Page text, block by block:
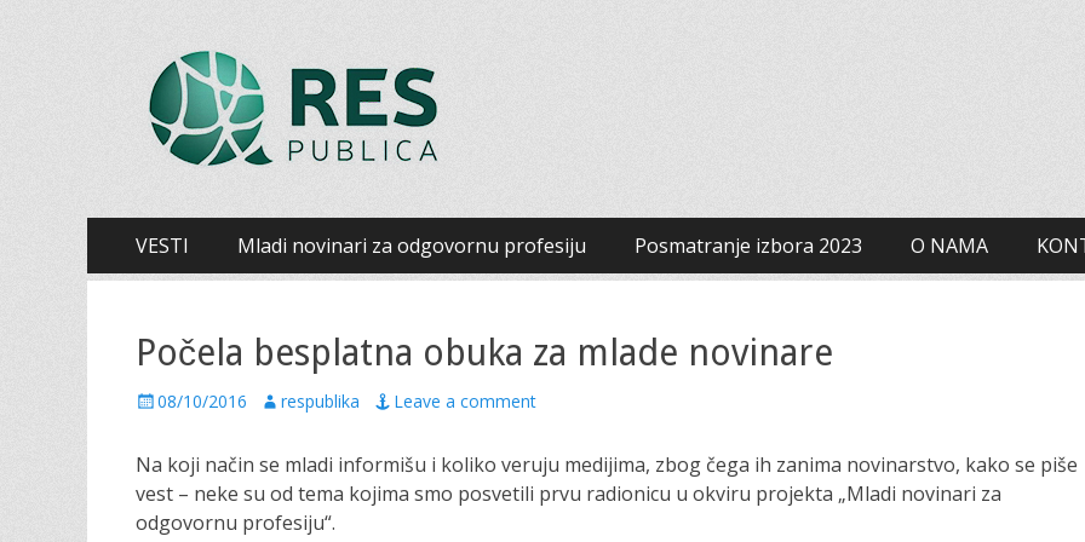
Šumadijski centar za građanski aktivizam
Šumadijski centar za građanski aktivizam
Primary
Menu
SkipVESTI Mladi novinari za odgovornu profesiju Posmatranje izbora 2023 O NAMA
Počela besplatna obuka za mlade novinare
P
s
t
e
d
08/10/2016
A
h
o
r
respublika Leave a comment
Na koji način se mladi informišu i koliko veruju medijima, zbog čega ih zanima novinarstvo, kako se piše
vest – neke su od tema kojima smo posvetili prvu radionicu u okviru projekta „Mladi novinari za
odgovornu profesiju“.